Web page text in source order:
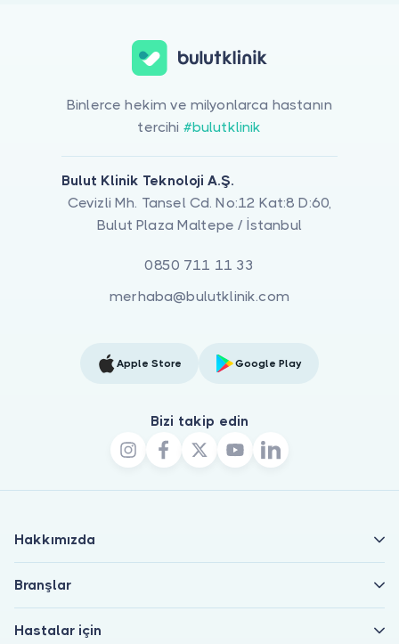
Binlerce hekim ve milyonlarca hastanın
tercihi #bulutklinik
Bulut Klinik Teknoloji A.Ş.
Cevizli Mh. Tansel Cd. No:12 Kat:8 D:60,
Bulut Plaza Maltepe / İstanbul
0850 711 11 33
merhaba@bulutklinik.com
Apple Store Google Play
Bizi takip edin
Hakkımızda
Branşlar
Hastalar için